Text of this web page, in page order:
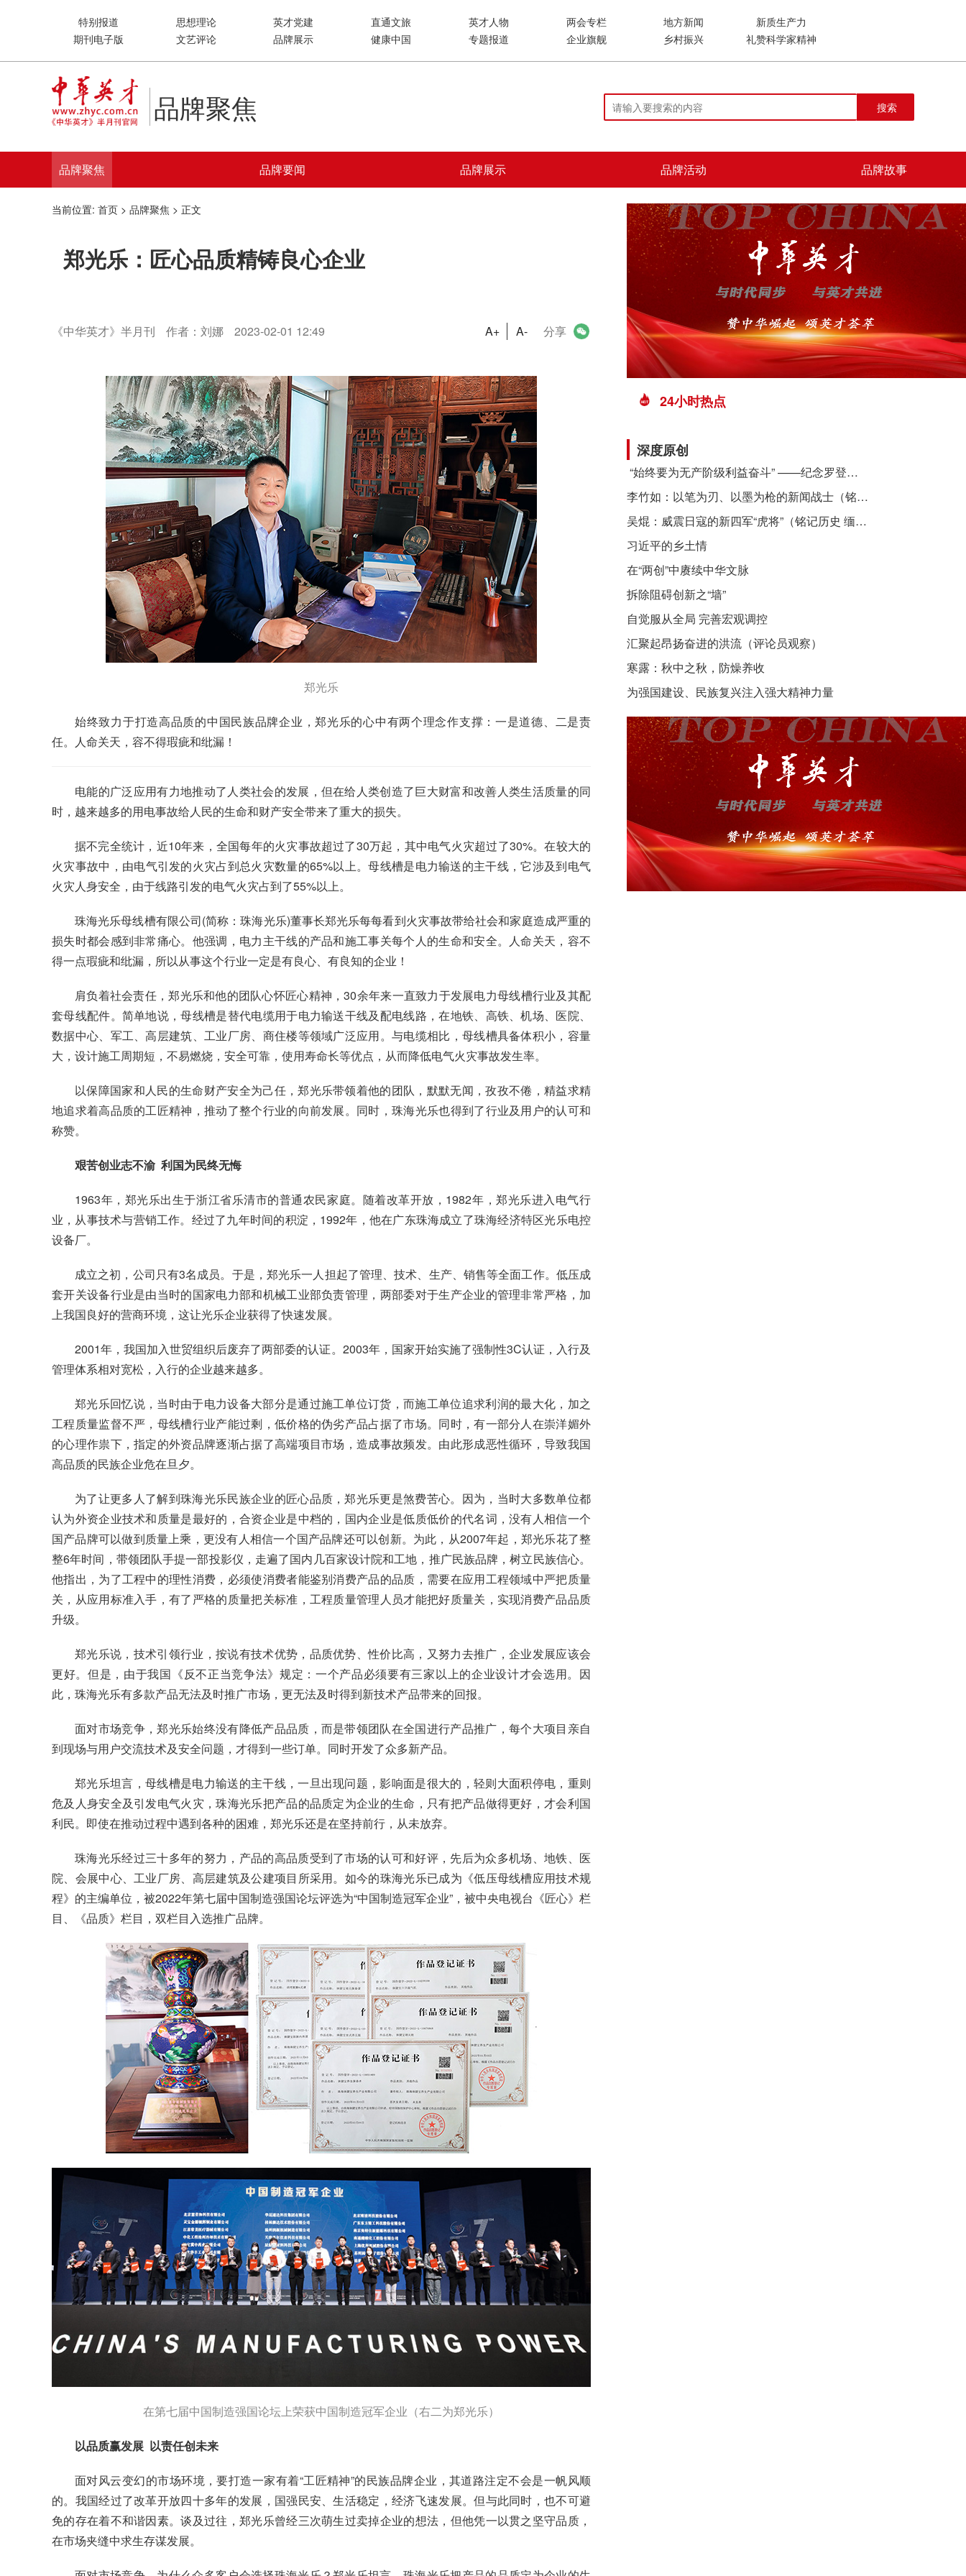
特别报道 思想理论 英才党建 直通文旅 英才人物 两会专栏 地方新闻
新质生产力
期刊电子版
文艺评论 品牌展示 健康中国 专题报道 企业旗舰 乡村振兴 礼赞科学家精神
品牌聚焦 搜索
品牌聚焦 品牌要闻 品牌展示 品牌活动 品牌故事
当前位置: 首页 > 品牌聚焦 > 正文
郑光乐：匠心品质精铸良心企业
《中华英才》半月刊 作者：刘娜 2023-02-01 12:49 A+ A- 分享
郑光乐
始终致力于打造高品质的中国民族品牌企业，郑光乐的心中有两个理念作支撑：一是道德、二是责
任。人命关天，容不得瑕疵和纰漏！
电能的广泛应用有力地推动了人类社会的发展，但在给人类创造了巨大财富和改善人类生活质量的同
时，越来越多的用电事故给人民的生命和财产安全带来了重大的损失。
据不完全统计，近10年来，全国每年的火灾事故超过了30万起，其中电气火灾超过了30%。在较大的
火灾事故中，由电气引发的火灾占到总火灾数量的65%以上。母线槽是电力输送的主干线，它涉及到电气
火灾人身安全，由于线路引发的电气火灾占到了55%以上。
珠海光乐母线槽有限公司(简称：珠海光乐)董事长郑光乐每每看到火灾事故带给社会和家庭造成严重的
损失时都会感到非常痛心。他强调，电力主干线的产品和施工事关每个人的生命和安全。人命关天，容不
得一点瑕疵和纰漏，所以从事这个行业一定是有良心、有良知的企业！
肩负着社会责任，郑光乐和他的团队心怀匠心精神，30余年来一直致力于发展电力母线槽行业及其配
套母线配件。简单地说，母线槽是替代电缆用于电力输送干线及配电线路，在地铁、高铁、机场、医院、
数据中心、军工、高层建筑、工业厂房、商住楼等领域广泛应用。与电缆相比，母线槽具备体积小，容量
大，设计施工周期短，不易燃烧，安全可靠，使用寿命长等优点，从而降低电气火灾事故发生率。
以保障国家和人民的生命财产安全为己任，郑光乐带领着他的团队，默默无闻，孜孜不倦，精益求精
地追求着高品质的工匠精神，推动了整个行业的向前发展。同时，珠海光乐也得到了行业及用户的认可和
称赞。
艰苦创业志不渝 利国为民终无悔
1963年，郑光乐出生于浙江省乐清市的普通农民家庭。随着改革开放，1982年，郑光乐进入电气行
业，从事技术与营销工作。经过了九年时间的积淀，1992年，他在广东珠海成立了珠海经济特区光乐电控
设备厂。
成立之初，公司只有3名成员。于是，郑光乐一人担起了管理、技术、生产、销售等全面工作。低压成
套开关设备行业是由当时的国家电力部和机械工业部负责管理，两部委对于生产企业的管理非常严格，加
上我国良好的营商环境，这让光乐企业获得了快速发展。
2001年，我国加入世贸组织后废弃了两部委的认证。2003年，国家开始实施了强制性3C认证，入行及
管理体系相对宽松，入行的企业越来越多。
郑光乐回忆说，当时由于电力设备大部分是通过施工单位订货，而施工单位追求利润的最大化，加之
工程质量监督不严，母线槽行业产能过剩，低价格的伪劣产品占据了市场。同时，有一部分人在崇洋媚外
的心理作祟下，指定的外资品牌逐渐占据了高端项目市场，造成事故频发。由此形成恶性循环，导致我国
高品质的民族企业危在旦夕。
为了让更多人了解到珠海光乐民族企业的匠心品质，郑光乐更是煞费苦心。因为，当时大多数单位都
认为外资企业技术和质量是最好的，合资企业是中档的，国内企业是低质低价的代名词，没有人相信一个
国产品牌可以做到质量上乘，更没有人相信一个国产品牌还可以创新。为此，从2007年起，郑光乐花了整
整6年时间，带领团队手提一部投影仪，走遍了国内几百家设计院和工地，推广民族品牌，树立民族信心。
他指出，为了工程中的理性消费，必须使消费者能鉴别消费产品的品质，需要在应用工程领域中严把质量
关，从应用标准入手，有了严格的质量把关标准，工程质量管理人员才能把好质量关，实现消费产品品质
升级。
郑光乐说，技术引领行业，按说有技术优势，品质优势、性价比高，又努力去推广，企业发展应该会
更好。但是，由于我国《反不正当竞争法》规定：一个产品必须要有三家以上的企业设计才会选用。因
此，珠海光乐有多款产品无法及时推广市场，更无法及时得到新技术产品带来的回报。
面对市场竞争，郑光乐始终没有降低产品品质，而是带领团队在全国进行产品推广，每个大项目亲自
到现场与用户交流技术及安全问题，才得到一些订单。同时开发了众多新产品。
郑光乐坦言，母线槽是电力输送的主干线，一旦出现问题，影响面是很大的，轻则大面积停电，重则
危及人身安全及引发电气火灾，珠海光乐把产品的品质定为企业的生命，只有把产品做得更好，才会利国
利民。即使在推动过程中遇到各种的困难，郑光乐还是在坚持前行，从未放弃。
珠海光乐经过三十多年的努力，产品的高品质受到了市场的认可和好评，先后为众多机场、地铁、医
院、会展中心、工业厂房、高层建筑及公建项目所采用。如今的珠海光乐已成为《低压母线槽应用技术规
程》的主编单位，被2022年第七届中国制造强国论坛评选为“中国制造冠军企业”，被中央电视台《匠心》栏
目、《品质》栏目，双栏目入选推广品牌。
在第七届中国制造强国论坛上荣获中国制造冠军企业（右二为郑光乐）
以品质赢发展 以责任创未来
面对风云变幻的市场环境，要打造一家有着“工匠精神”的民族品牌企业，其道路注定不会是一帆风顺
的。我国经过了改革开放四十多年的发展，国强民安、生活稳定，经济飞速发展。但与此同时，也不可避
免的存在着不和谐因素。谈及过往，郑光乐曾经三次萌生过卖掉企业的想法，但他凭一以贯之坚守品质，
在市场夹缝中求生存谋发展。
24小时热点
深度原创
​ “始终要为无产阶级利益奋斗” ——纪念罗登贤同志诞辰120周年
李竹如：以笔为刃、以墨为枪的新闻战士（铭记历史 缅怀先烈·抗日英雄）
吴焜：威震日寇的新四军“虎将”（铭记历史 缅怀先烈·抗日英雄）
习近平的乡土情
在“两创”中赓续中华文脉
拆除阻碍创新之“墙”
自觉服从全局 完善宏观调控
汇聚起昂扬奋进的洪流（评论员观察）
寒露：秋中之秋，防燥养收
为强国建设、民族复兴注入强大精神力量